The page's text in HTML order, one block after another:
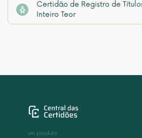
Certidão de Registro de
Inteiro Teor
um produto